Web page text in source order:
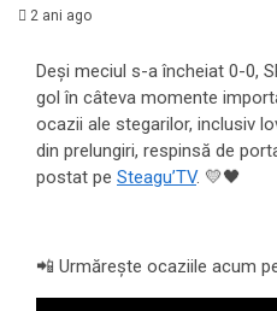
2 ani ago
Deși meciul s-a încheiat 0-0,
gol în câteva momente
ocazii ale stegarilor, inclusiv
din prelungiri, respinsă de
postat pe Steagu’TV. 💛🖤
📲 Urmărește ocaziile acum